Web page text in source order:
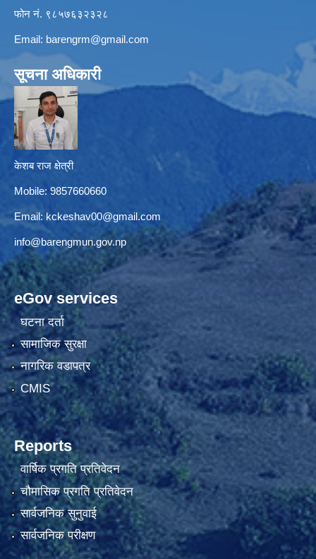
फोन नं. ९८५७६३२३२८
Email: barengrm@gmail.com
सूचना अधिकारी
केशब राज क्षेत्री
Mobile: 9857660660
Email: kckeshav00@gmail.com
info@barengmun.gov.np
eGov services
घटना दर्ता
सामाजिक सुरक्षा
नागरिक वडापत्र
CMIS
Reports
वार्षिक प्रगति प्रतिवेदन
चौमासिक प्रगति प्रतिवेदन
सार्वजनिक सुनुवाई
सार्वजनिक परीक्षण